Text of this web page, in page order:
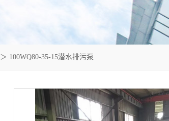
＞ 100WQ80-35-15潜水排污泵